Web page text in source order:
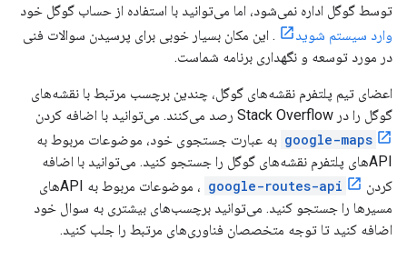
توسط گوگل اداره نمی‌شود، اما می‌توانید با استفاده از حساب گوگل خود
وارد سیستم شوید
. این مکان بسیار خوبی برای پرسیدن سوالات فنی
در مورد توسعه و نگهداری برنامه شماست.
اعضای تیم پلتفرم نقشه‌های گوگل، چندین برچسب مرتبط با نقشه‌های
گوگل را در Stack Overflow رصد می‌کنند. می‌توانید با اضافه کردن
google-maps به عبارت جستجوی خود، موضوعات مربوط به
APIهای پلتفرم نقشه‌های گوگل را جستجو کنید. می‌توانید با اضافه
کردن
google-routes-api
، موضوعات مربوط به APIهای
مسیرها را جستجو کنید. می‌توانید برچسب‌های بیشتری به سوال خود
اضافه کنید تا توجه متخصصان فناوری‌های مرتبط را جلب کنید.